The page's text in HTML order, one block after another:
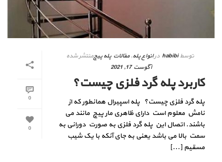
0
0
توسط habibi درانواع پله,مقالات پله پیچمنتشر شده
آگوست 17, 2021
کاربرد پله گرد فلزی چیست؟
پله گرد فلزی چیست؟ پله اسپیرال همانطور که از
نامش معلوم است دارای ظاهری مار پیچ مانند می
باشند. اتصال این پله گرد فلزی به صورت دورانی به
سمت بالا می باشد یعنی به جای آنکه با یک شیب
مسقیم [...]